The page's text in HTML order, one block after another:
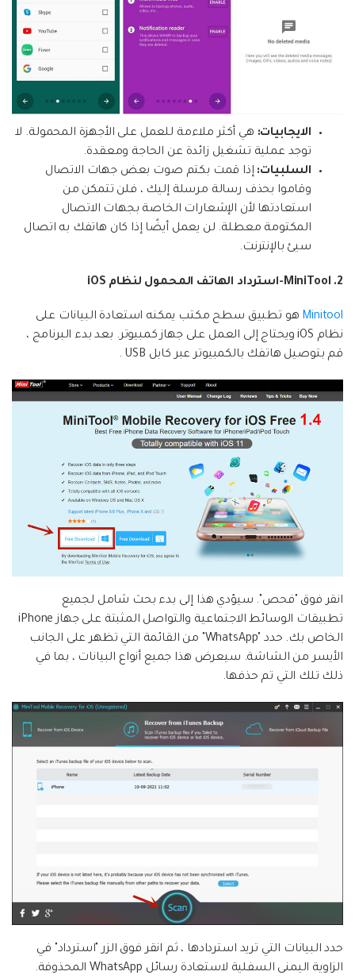
الايجابيات: هي أكثر ملاءمة للعمل على الأجهزة المحمولة. لا
توجد عملية تشغيل زائدة عن الحاجة ومعقدة.
السلبيات: إذا قمت بكتم صوت بعض جهات الاتصال
وقاموا بحذف رسالة مرسلة إليك ، فلن تتمكن من
استعادتها لأن الإشعارات الخاصة بجهات الاتصال
المكتومة معطلة. لن يعمل أيضًا إذا كان هاتفك به اتصال
سيئ بالإنترنت.
2. MiniTool-استرداد الهاتف المحمول لنظام iOS
Minitool هو تطبيق سطح مكتب يمكنه استعادة البيانات على
نظام iOS ويحتاج إلى العمل على جهاز كمبيوتر. بعد بدء البرنامج ،
قم بتوصيل هاتفك بالكمبيوتر عبر كابل USB .
انقر فوق "فحص". سيؤدي هذا إلى بدء بحث شامل لجميع
تطبيقات الوسائط الاجتماعية والتواصل المثبتة على جهاز iPhone
الخاص بك. حدد "WhatsApp" من القائمة التي تظهر على الجانب
الأيسر من الشاشة. سيعرض هذا جميع أنواع البيانات ، بما في
ذلك تلك التي تم حذفها.
حدد البيانات التي تريد استردادها ، ثم انقر فوق الزر "استرداد" في
الزاوية اليمنى السفلية لاستعادة رسائل WhatsApp المحذوفة.